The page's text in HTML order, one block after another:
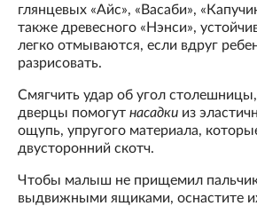
глянцевых «Айс», «Васаби»,
также древесного «Нэнси»,
легко отмываются, если вдруг
разрисовать.
Смягчить удар об угол
дверцы помогут насадки из
ощупь, упругого материала,
двусторонний скотч.
Чтобы малыш не прищемил
выдвижными ящиками, оснастите